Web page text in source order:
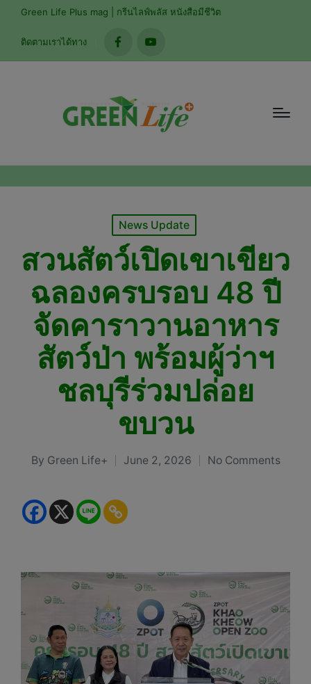
Green Life Plus mag | กรีนไลฟ์พลัส หนังสือมีชีวิต
ติดตามเราได้ทาง
facebookyoutube
Posted
News Update
สวนสัตว์เปิดเขาเขียว
ฉลองครบรอบ 48 ปี
จัดคาราวานอาหาร
สัตว์ป่า พร้อมผู้ว่าฯ
ชลบุรีร่วมปล่อย
ขบวน
Posted
By Green Life+ June 2, 2026 No Comments
modal-check